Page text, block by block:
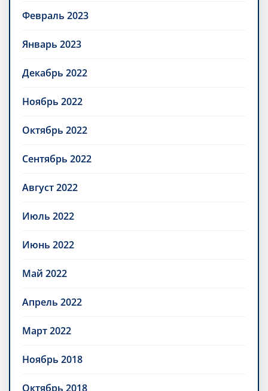
Февраль 2023
Январь 2023
Декабрь 2022
Ноябрь 2022
Октябрь 2022
Сентябрь 2022
Август 2022
Июль 2022
Июнь 2022
Май 2022
Апрель 2022
Март 2022
Ноябрь 2018
Октябрь 2018